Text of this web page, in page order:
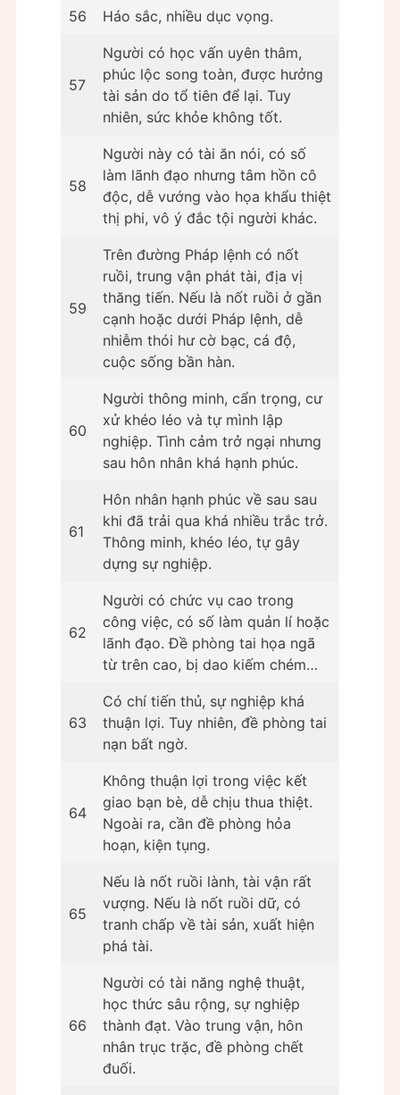
56 Háo sắc, nhiều dục vọng.
57
Người có học vấn uyên thâm,
phúc lộc song toàn, được hưởng
tài sản do tổ tiên để lại. Tuy
nhiên, sức khỏe không tốt.
58
Người này có tài ăn nói, có số
làm lãnh đạo nhưng tâm hồn cô
độc, dễ vướng vào họa khẩu thiệt
thị phi, vô ý đắc tội người khác.
59
Trên đường Pháp lệnh có nốt
ruồi, trung vận phát tài, địa vị
thăng tiến. Nếu là nốt ruồi ở gần
cạnh hoặc dưới Pháp lệnh, dễ
nhiễm thói hư cờ bạc, cá độ,
cuộc sống bần hàn.
60
Người thông minh, cẩn trọng, cư
xử khéo léo và tự mình lập
nghiệp. Tình cảm trở ngại nhưng
sau hôn nhân khá hạnh phúc.
61
Hôn nhân hạnh phúc về sau sau
khi đã trải qua khá nhiều trắc trở.
Thông minh, khéo léo, tự gây
dựng sự nghiệp.
62
Người có chức vụ cao trong
công việc, có số làm quản lí hoặc
lãnh đạo. Đề phòng tai họa ngã
từ trên cao, bị dao kiếm chém…
63
Có chí tiến thủ, sự nghiệp khá
thuận lợi. Tuy nhiên, đề phòng tai
nạn bất ngờ.
64
Không thuận lợi trong việc kết
giao bạn bè, dễ chịu thua thiệt.
Ngoài ra, cần đề phòng hỏa
hoạn, kiện tụng.
65
Nếu là nốt ruồi lành, tài vận rất
vượng. Nếu là nốt ruồi dữ, có
tranh chấp về tài sản, xuất hiện
phá tài.
66
Người có tài năng nghệ thuật,
học thức sâu rộng, sự nghiệp
thành đạt. Vào trung vận, hôn
nhân trục trặc, đề phòng chết
đuối.